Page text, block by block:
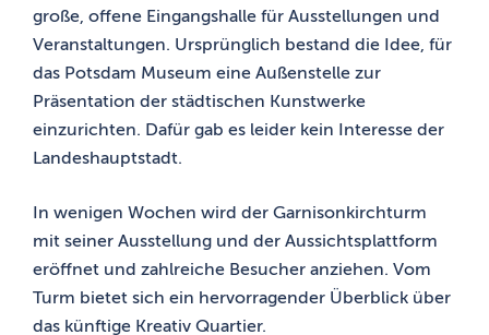
große, offene Eingangshalle für Ausstellungen und
Veranstaltungen. Ursprünglich bestand die Idee, für
das Potsdam Museum eine Außenstelle zur
Präsentation der städtischen Kunstwerke
einzurichten. Dafür gab es leider kein Interesse der
Landeshauptstadt.
In wenigen Wochen wird der Garnisonkirchturm
mit seiner Ausstellung und der Aussichtsplattform
eröffnet und zahlreiche Besucher anziehen. Vom
Turm bietet sich ein hervorragender Überblick über
das künftige Kreativ Quartier.